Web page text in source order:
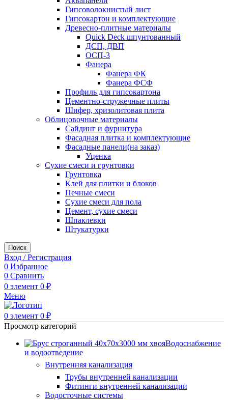
Гипсоволокнистый лист
Гипсокартон и комплектующие
Древесно-плитные материалы
Quick Deck шпунтованный
ДСП, ДВП
ОСП-3
Фанера
Фанера ФК
Фанера ФСФ
Профиль для гипсокартона
Цементно-стружечные плиты
Шифер, хризолитовая плита
Облицовочные материалы
Сайдинг и фурнитура
Фасадная плитка и комплектующие
Фасадные панели(на заказ)
Уценка
Сухие смеси и грунтовки
Грунтовка
Клей для плитки и блоков
Печные смеси
Сухие смеси для пола
Цемент, сухие смеси
Шпаклевки
Штукатурки
Поиск
Вход / Регистрация
0 Избранное
0 Сравнить
0 элемент 0 ₽
Меню
0 элемент 0 ₽
Просмотр категорий
Водоснабжение
и водоотведение
Внутренняя канализация
Трубы внутренней канализации
Фитинги внутренней канализации
Водосточные системы